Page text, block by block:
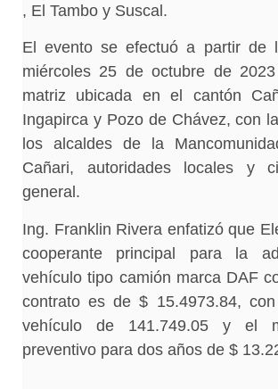
, El Tambo y Suscal.
El evento se efectuó a partir de
miércoles 25 de octubre de
matriz ubicada en el cantón
Ingapirca y Pozo de Chávez, con
los alcaldes de la
Cañari, autoridades locales y
general.
Ing. Franklin Rivera enfatizó que
cooperante principal para la
vehículo tipo camión marca DAF
contrato es de $ 15.4973.84,
vehículo de 141.749.05 y el
preventivo para dos años de $